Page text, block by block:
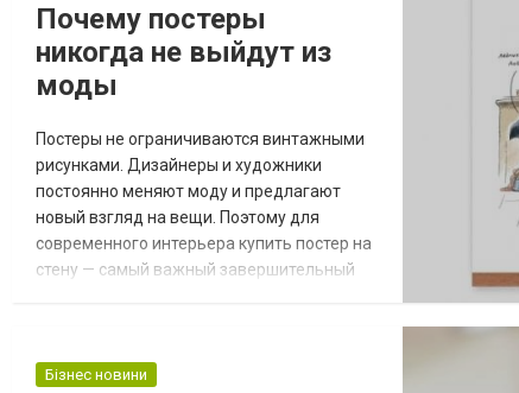
высокотехнологичный гаджет для работы
или развлечений. Ли...
Почему постеры
никогда не выйдут из
моды
Постеры не ограничиваются винтажными
рисунками. Дизайнеры и художники
постоянно меняют моду и предлагают
новый взгляд на вещи. Поэтому для
современного интерьера купить постер на
стену — самый важный завершительный
Оригинальность Можете создавать
Бізнес новини